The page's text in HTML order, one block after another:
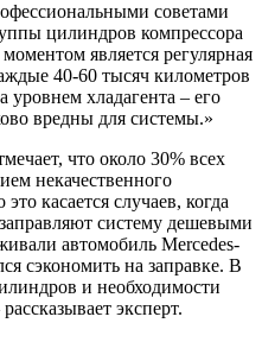
советами
цилиндров компрессора
является регулярная
40-60 тысяч километров
уровнем хладагента – его
вредны для системы.»
что около 30% всех
некачественного
касается случаев, когда
систему дешевыми
автомобиль Mercedes-
сэкономить на заправке. В
и необходимости
эксперт.